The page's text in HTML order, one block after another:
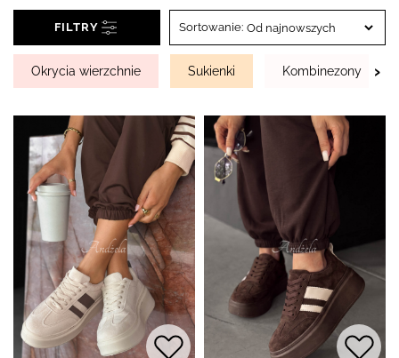
FILTRY Sortowanie:
Okrycia wierzchnie Sukienki Kombinezony ›